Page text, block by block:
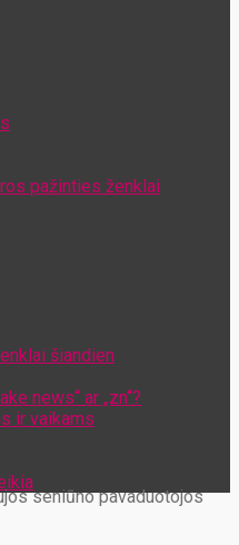
pažinties ženklai
šiandien
news“ ar „zn“?
ir vaikams
seniūno pavaduotojos